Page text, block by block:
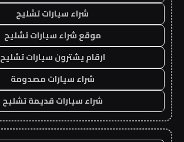
شراء سيارات تشليح
موقع شراء سيارات تشليح
ارقام يشترون سيارات تشليح
شراء سيارات مصدومة
شراء سيارات قديمة تشليح